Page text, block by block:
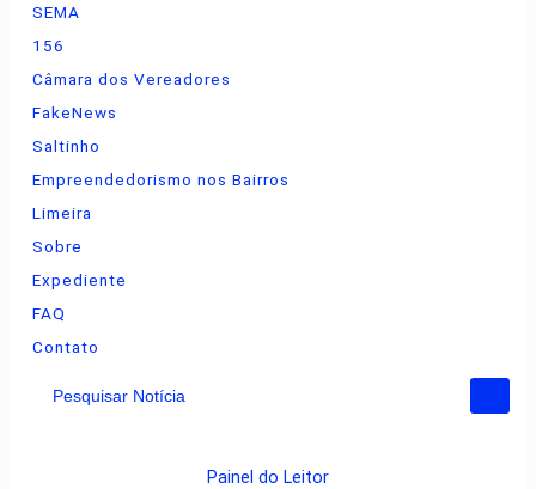
SEMA
156
Câmara dos Vereadores
FakeNews
Saltinho
Empreendedorismo nos Bairros
Limeira
Sobre
Expediente
FAQ
Contato
Pesquisar Notícia
Painel do Leitor